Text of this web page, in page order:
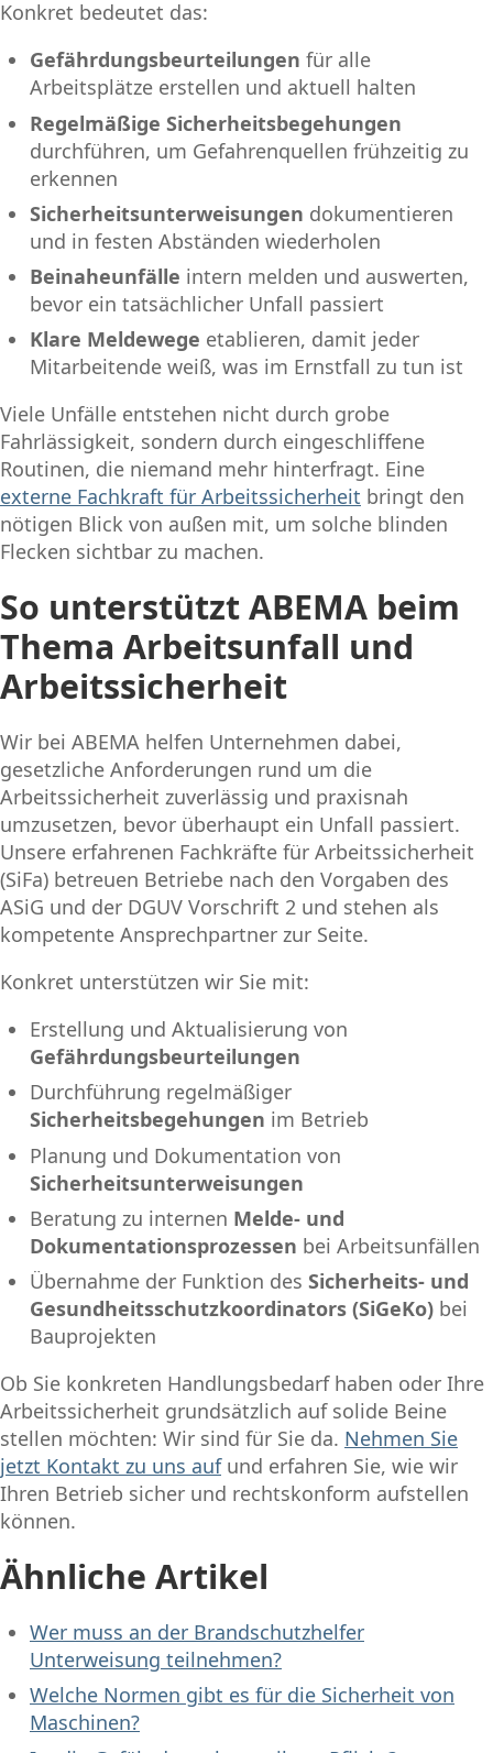
Konkret bedeutet das:
Gefährdungsbeurteilungen für alle
Arbeitsplätze erstellen und aktuell halten
Regelmäßige Sicherheitsbegehungen
durchführen, um Gefahrenquellen frühzeitig zu
erkennen
Sicherheitsunterweisungen dokumentieren
und in festen Abständen wiederholen
Beinaheunfälle intern melden und auswerten,
bevor ein tatsächlicher Unfall passiert
Klare Meldewege etablieren, damit jeder
Mitarbeitende weiß, was im Ernstfall zu tun ist
Viele Unfälle entstehen nicht durch grobe
Fahrlässigkeit, sondern durch eingeschliffene
Routinen, die niemand mehr hinterfragt. Eine
externe Fachkraft für Arbeitssicherheit bringt den
nötigen Blick von außen mit, um solche blinden
Flecken sichtbar zu machen.
So unterstützt ABEMA beim
Thema Arbeitsunfall und
Arbeitssicherheit
Wir bei ABEMA helfen Unternehmen dabei,
gesetzliche Anforderungen rund um die
Arbeitssicherheit zuverlässig und praxisnah
umzusetzen, bevor überhaupt ein Unfall passiert.
Unsere erfahrenen Fachkräfte für Arbeitssicherheit
(SiFa) betreuen Betriebe nach den Vorgaben des
ASiG und der DGUV Vorschrift 2 und stehen als
kompetente Ansprechpartner zur Seite.
Konkret unterstützen wir Sie mit:
Erstellung und Aktualisierung von
Gefährdungsbeurteilungen
Durchführung regelmäßiger
Sicherheitsbegehungen im Betrieb
Planung und Dokumentation von
Sicherheitsunterweisungen
Beratung zu internen Melde- und
Dokumentationsprozessen bei Arbeitsunfällen
Übernahme der Funktion des Sicherheits- und
Gesundheitsschutzkoordinators (SiGeKo) bei
Bauprojekten
Ob Sie konkreten Handlungsbedarf haben oder Ihre
Arbeitssicherheit grundsätzlich auf solide Beine
stellen möchten: Wir sind für Sie da. Nehmen Sie
jetzt Kontakt zu uns aufund erfahren Sie, wie wir
Ihren Betrieb sicher und rechtskonform aufstellen
können.
Ähnliche Artikel
Wer muss an der Brandschutzhelfer
Unterweisung teilnehmen?
Welche Normen gibt es für die Sicherheit von
Maschinen?